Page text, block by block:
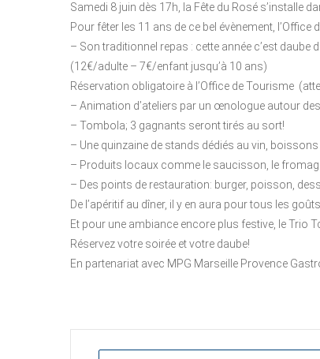
Samedi 8 juin dès 17h, la Fête du Rosé s’installe
Pour fêter les 11 ans de ce bel évènement, l’Office
– Son traditionnel repas : cette année c’est daube
(12€/adulte – 7€/enfant jusqu’à 10 ans)
Réservation obligatoire à l’Office de Tourisme
– Animation d’ateliers par un œnologue autour
– Tombola; 3 gagnants seront tirés au sort!
– Une quinzaine de stands dédiés au vin,
– Produits locaux comme le saucisson, le
– Des points de restauration: burger, poisson,
De l’apéritif au dîner, il y en aura pour tous les
Et pour une ambiance encore plus festive, le Trio
Réservez votre soirée et votre daube!
En partenariat avec MPG Marseille Provence